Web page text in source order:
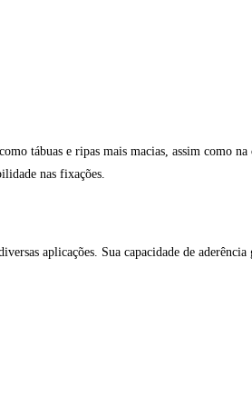
tábuas e ripas mais macias, assim como na
nas fixações.
aplicações. Sua capacidade de aderência